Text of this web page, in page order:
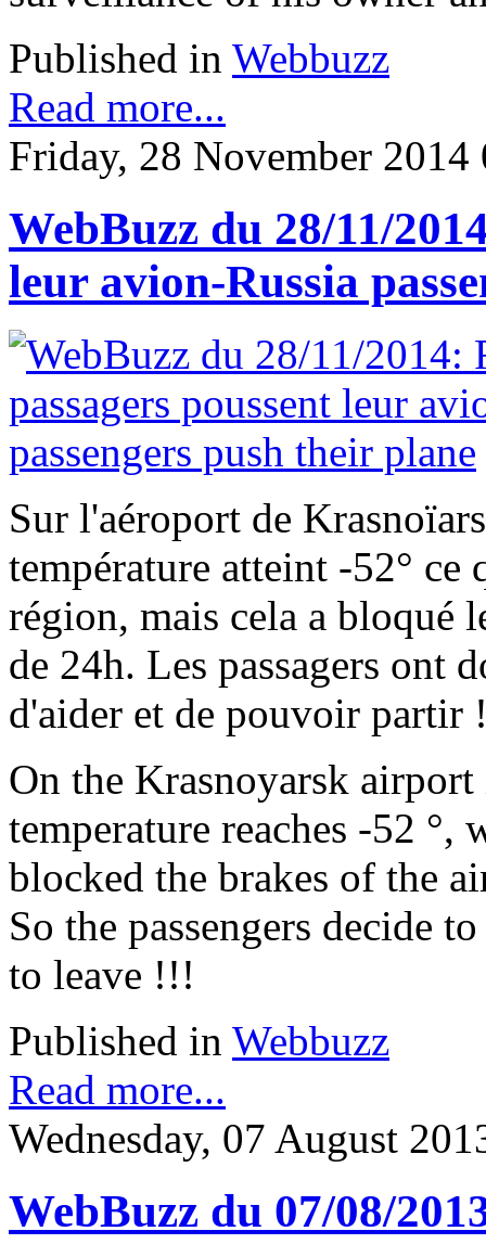
Published in Webbuzz
Read more...
Friday, 28 November 2014
WebBuzz du 28/11/
leur avion-Russia
Sur l'aéroport de
température atteint -52°
région, mais cela a bloqué
de 24h. Les passagers ont
d'aider et de pouvoir partir
On the Krasnoyarsk
temperature reaches -52
blocked the brakes of the
So the passengers decide
to leave !!!
Published in Webbuzz
Read more...
Wednesday, 07 August
WebBuzz du 07/08/